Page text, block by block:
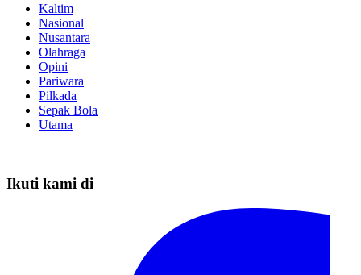
Kaltim
Nasional
Nusantara
Olahraga
Opini
Pariwara
Pilkada
Sepak Bola
Utama
Ikuti kami di